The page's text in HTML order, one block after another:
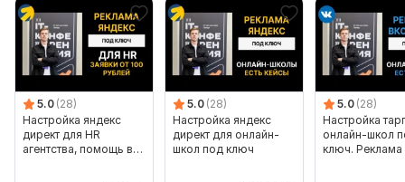
Записывайтесь на консультацию и мы составим план
привлечения заявок в ваш бизнес!
Нужно для заказа:
1) Ссылка на продвигаемый объект
2) Описание целей и задач по проекту
3) Описание направления и целевой аудитории
5.0 (28)
Настройка яндекс
директ для HR
агентства, помощь в
5.0 (28)
Настройка яндекс
директ для онлайн-
школ под ключ
5.0 (28)
Настройка
онлайн-школ
ключ.